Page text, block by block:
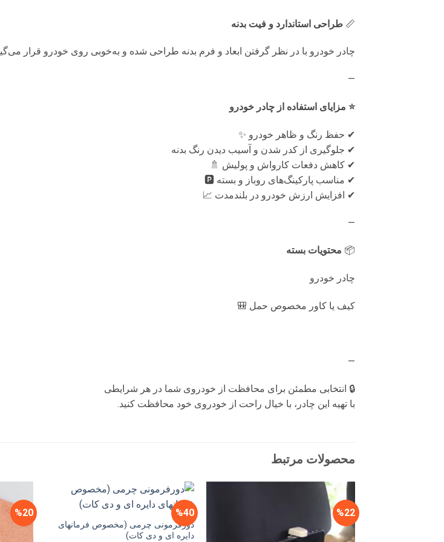
📏 طراحی استاندارد و فیت بدنه
چادر خودرو با در نظر گرفتن ابعاد و فرم بدنه طراحی شده و به‌خوبی روی خودرو قرار
—
⭐ مزایای استفاده از چادر خودرو
✔ حفظ رنگ و ظاهر خودرو ✨
✔ جلوگیری از کدر شدن و آسیب دیدن رنگ بدنه
✔ کاهش دفعات کارواش و پولیش 🚿
✔ مناسب پارکینگ‌های روباز و بسته 🅿️
✔ افزایش ارزش خودرو در بلندمدت 📈
—
📦 محتویات بسته
چادر خودرو
کیف یا کاور مخصوص حمل 🎒
—
🔒 انتخابی مطمئن برای محافظت از خودروی شما در هر شرایطی
با تهیه این چادر، با خیال راحت از خودروی خود محافظت کنید.
محصولات مرتبط
%22
%40
دورفرمونی چرمی (مخصوص فرمانهای
دایره ای و دی کات)
%20